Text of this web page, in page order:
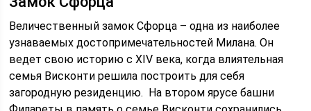
Величественный замок Сфорца – одна из наиболее
узнаваемых достопримечательностей Милана. Он
ведет свою историю с XIV века, когда влиятельная
семья Висконти решила построить для себя
загородную резиденцию. На втором ярусе башни